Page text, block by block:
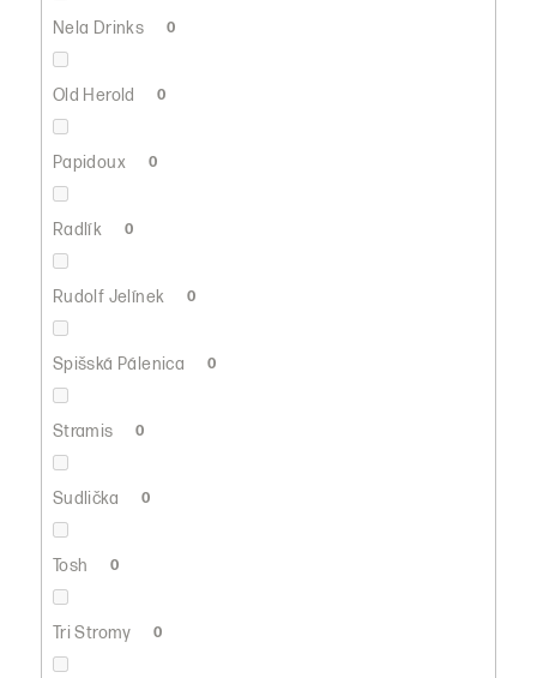
Nela Drinks 0
Old Herold 0
Papidoux 0
Radlík 0
Rudolf Jelínek 0
Spišská Pálenica 0
Stramis 0
Sudlička 0
Tosh 0
Tri Stromy 0